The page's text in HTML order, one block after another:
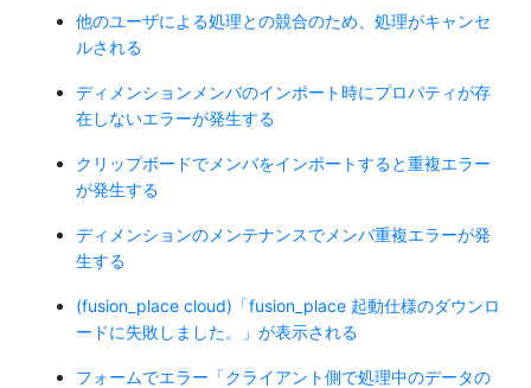
他のユーザによる処理との競合のため、処理がキャンセ
ルされる
ディメンションメンバのインポート時にプロパティが存
在しないエラーが発生する
クリップボードでメンバをインポートすると重複エラー
が発生する
ディメンションのメンテナンスでメンバ重複エラーが発
生する
(fusion_place cloud)「fusion_place 起動仕様のダウンロ
ードに失敗しました。」が表示される
フォームでエラー「クライアント側で処理中のデータの